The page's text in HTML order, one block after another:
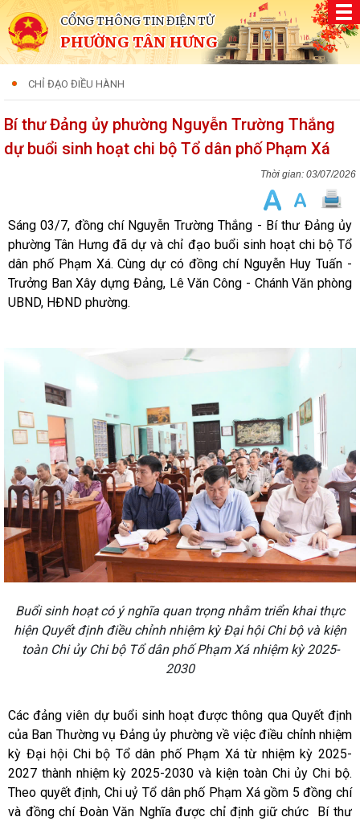
CỔNG THÔNG TIN ĐIỆN TỬ
PHƯỜNG TÂN HƯNG
CHỈ ĐẠO ĐIỀU HÀNH
Bí thư Đảng ủy phường Nguyễn Trường Thắng
dự buổi sinh hoạt chi bộ Tổ dân phố Phạm Xá
03/07/2026
Sáng 03/7, đồng chí Nguyễn Trường Thắng - Bí thư Đảng ủy
phường Tân Hưng đã dự và chỉ đạo buổi sinh hoạt chi bộ Tổ
dân phố Phạm Xá. Cùng dự có đồng chí Nguyễn Huy Tuấn -
Trưởng Ban Xây dựng Đảng, Lê Văn Công - Chánh Văn phòng
UBND, HĐND phường.
Buổi sinh hoạt có ý nghĩa quan trọng nhằm triển khai thực
hiện Quyết định điều chỉnh nhiệm kỳ Đại hội Chi bộ và kiện
toàn Chi ủy Chi bộ Tổ dân phố Phạm Xá nhiệm kỳ 2025-
2030
Các đảng viên dự buổi sinh hoạt được thông qua Quyết định
của Ban Thường vụ Đảng ủy phường về việc điều chỉnh nhiệm
kỳ Đại hội Chi bộ Tổ dân phố Phạm Xá từ nhiệm kỳ 2025-
2027 thành nhiệm kỳ 2025-2030 và kiện toàn Chi ủy Chi bộ.
Theo quyết định, Chi uỷ Tổ dân phố Phạm Xá gồm 5 đồng chí
và đồng chí Đoàn Văn Nghĩa được chỉ định giữ chức Bí thư